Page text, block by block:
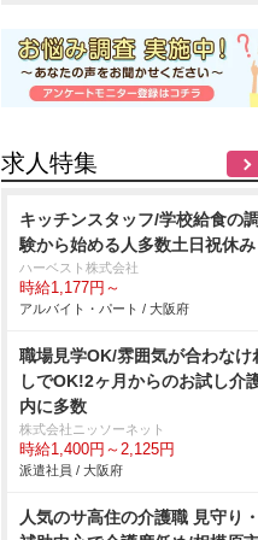
求人特集
キッチンスタッフ/学校給食の
験から始める人多数土日祝休み
ハーベスト株式会社
時給1,177円～
アルバイト・パート / 大阪府
職場見学OK/雰囲気が合わなけ
しでOK!2ヶ月からのお試し介
内に多数
株式会社ニッソーネット
時給1,400円～2,125円
派遣社員 / 大阪府
人気のサ高住の介護職 見守り